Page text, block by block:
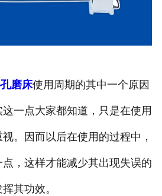
磨床使用周期的其中一个原因
一点大家都知道，只是在使用
。因而以后在使用的过程中，
，这样才能减少其出现失误的
其功效。